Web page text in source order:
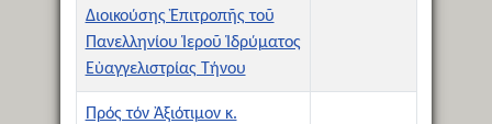
Διοικούσης Ἐπιτροπῆς τοῦ
Πανελληνίου Ἱεροῦ Ἱδρύματος
Εὐαγγελιστρίας Τήνου
Πρός τόν Ἀξιότιμον κ.